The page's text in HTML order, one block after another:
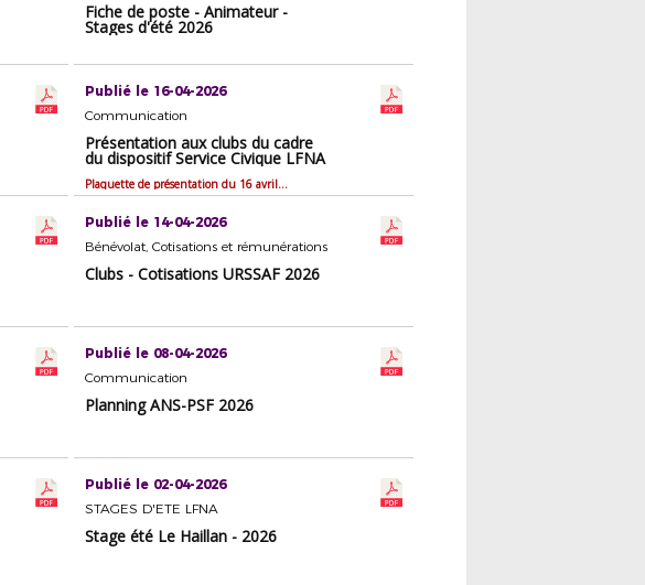
Fiche de poste - Animateur -
Stages d'été 2026
Publié le 16-04-2026
Communication
Présentation aux clubs du cadre
du dispositif Service Civique LFNA
2026 Plaquette de présentation du 16 avril 2026 sur le cadre du dispositif Service Civique aux clubs de la Ligue de Football Nouvelle-Aquitaine.
Publié le 14-04-2026
Bénévolat, Cotisations et rémunérations
Clubs - Cotisations URSSAF 2026
Publié le 08-04-2026
Communication
Planning ANS-PSF 2026
Publié le 02-04-2026
STAGES D'ETE LFNA
Stage été Le Haillan - 2026